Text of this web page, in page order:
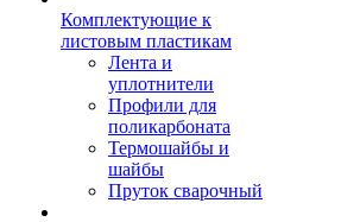
Комплектующие к
листовым пластикам
Лента и
уплотнители
Профили для
поликарбоната
Термошайбы и
шайбы
Пруток сварочный